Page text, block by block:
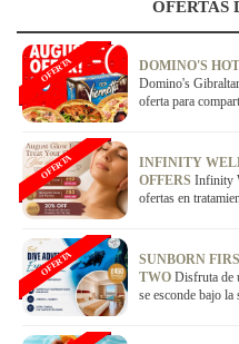
OFERTAS
DOMINO'S
Domino's
oferta para
OFERTA
INFINITY
OFFERS Infinity
ofertas en
OFERTA
SUNBORN
TWO Disfruta de
se esconde bajo la
OFERTA